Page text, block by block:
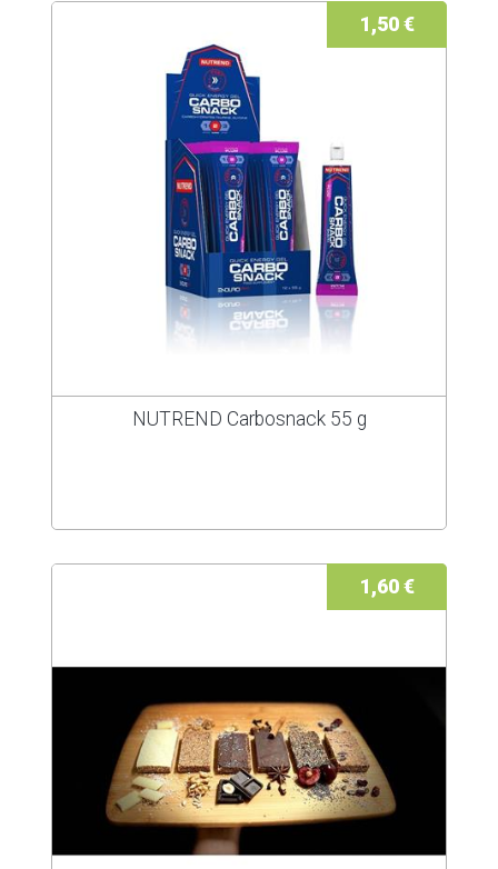
1,50 €
NUTREND Carbosnack 55 g
1,60 €